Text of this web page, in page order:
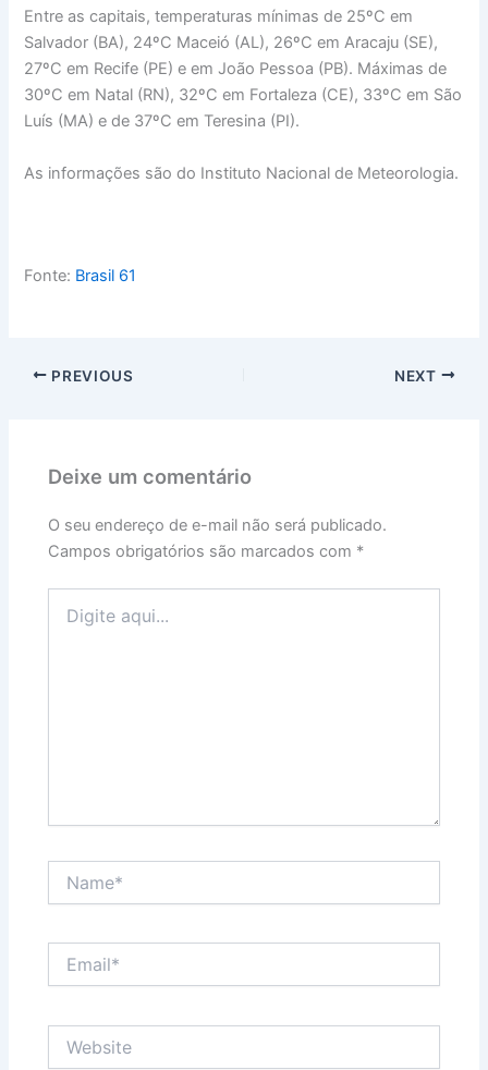
Entre as capitais, temperaturas mínimas de 25ºC em
Salvador (BA), 24ºC Maceió (AL), 26ºC em Aracaju (SE),
27ºC em Recife (PE) e em João Pessoa (PB). Máximas de
30ºC em Natal (RN), 32ºC em Fortaleza (CE), 33ºC em São
Luís (MA) e de 37ºC em Teresina (PI).
As informações são do Instituto Nacional de Meteorologia.
Fonte: Brasil 61
PREVIOUS NEXT
Deixe um comentário
O seu endereço de e-mail não será publicado.
Campos obrigatórios são marcados com *
aqui...